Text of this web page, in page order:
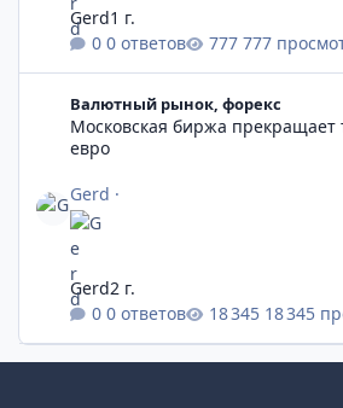
0 ответов 777
Gerd1 г.
Валютный рынок, форекс
Московская биржа прекращает
евро
Gerd ·
0 ответов 18 345
Gerd2 г.